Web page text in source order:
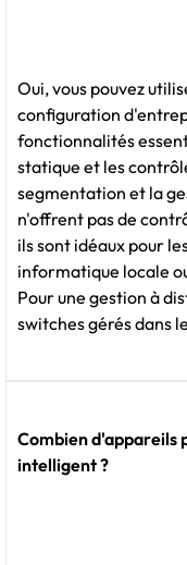
Oui, vous pouvez
configuration
fonctionnalités
statique et les
segmentation et la
n'offrent pas de
ils sont idéaux pour
informatique locale
Pour une gestion à
switches gérés dans
Combien d'appareils
intelligent ?